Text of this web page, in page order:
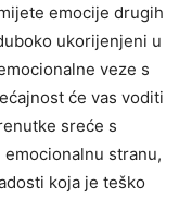
emocije drugih
ukorijenjeni u
veze s
će vas voditi
sreće s
stranu,
koja je teško